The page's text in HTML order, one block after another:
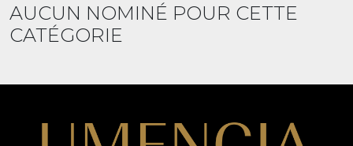
AUCUN NOMINÉ POUR CETTE
CATÉGORIE